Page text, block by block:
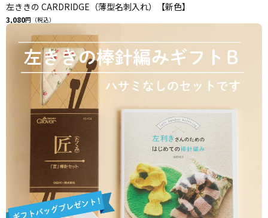
左ききの CARDRIDGE（薄型名刺入れ）【新色】
3,080円（税込）